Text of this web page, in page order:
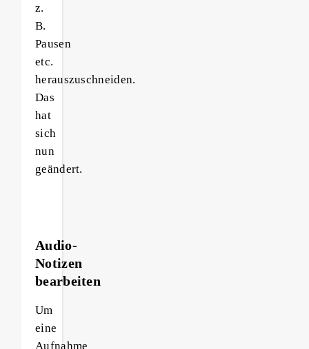
z.
B.
Pausen
etc.
herauszuschneiden.
Das
hat
sich
nun
geändert.
Audio-
Notizen
bearbeiten
Um
eine
Aufnahme